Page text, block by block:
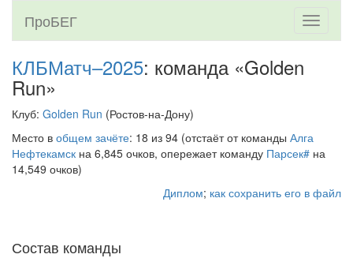
Toggle
ПроБЕГ
КЛБМатч–2025: команда «Golden
Run»
Клуб: Golden Run (Ростов-на-Дону)
Место в общем зачёте: 18 из 94 (отстаёт от команды Алга
Нефтекамск на 6,845 очков, опережает команду Парсек# на
14,549 очков)
Диплом; как сохранить его в файл
Состав команды